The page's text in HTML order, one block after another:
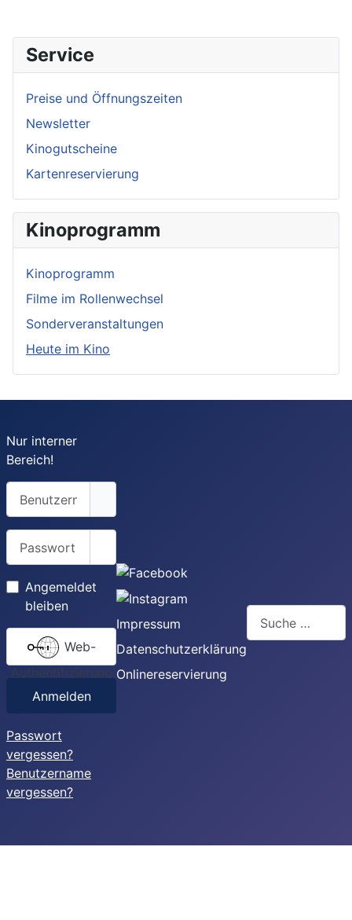
Service
Preise und Öffnungszeiten
Newsletter
Kinogutscheine
Kartenreservierung
Kinoprogramm
Kinoprogramm
Filme im Rollenwechsel
Sonderveranstaltungen
Heute im Kino
Nur interner
Bereich!
Benutzername
Angemeldet
bleiben
Authentifizierung
Anmelden
Passwort
vergessen?
Benutzername
vergessen?
Impressum
Datenschutzerklärung
Onlinereservierung